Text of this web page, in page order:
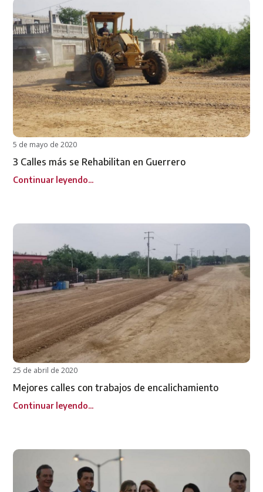
5 de mayo de 2020
3 Calles más se Rehabilitan en Guerrero
Continuar leyendo...
25 de abril de 2020
Mejores calles con trabajos de encalichamiento
Continuar leyendo...